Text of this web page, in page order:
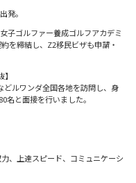
発。
子ゴルファー養成ゴルフアカデミ
を締結し、Z2移民ビザも申請・
どルワンダ全国各地を訪問し、身
名と面接を行いました。
、上達スピード、コミュニケーシ